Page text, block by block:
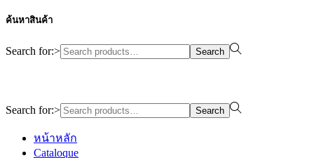
ค้นหาสินค้า
Search for:> Search
Search for:> Search
หน้าหลัก
Cataloque